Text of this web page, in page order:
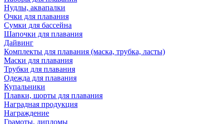
Нудлы, аквапалки
Очки для плавания
Сумки для бассейна
Шапочки для плавания
Дайвинг
Комплекты для плавания (маска, трубка, ласты)
Маски для плавания
Трубки для плавания
Одежда для плавания
Купальники
Плавки, шорты для плавания
Наградная продукция
Награждение
Грамоты, дипломы